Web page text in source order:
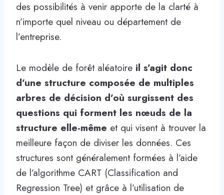
des possibilités à venir apporte de la clarté à
n’importe quel niveau ou département de
l’entreprise.
Le modèle de forêt aléatoire il s’agit donc
d’une structure composée de multiples
arbres de décision d’où surgissent des
questions qui forment les nœuds de la
structure elle-même et qui visent à trouver la
meilleure façon de diviser les données. Ces
structures sont généralement formées à l’aide
de l’algorithme CART (Classification and
Regression Tree) et grâce à l’utilisation de